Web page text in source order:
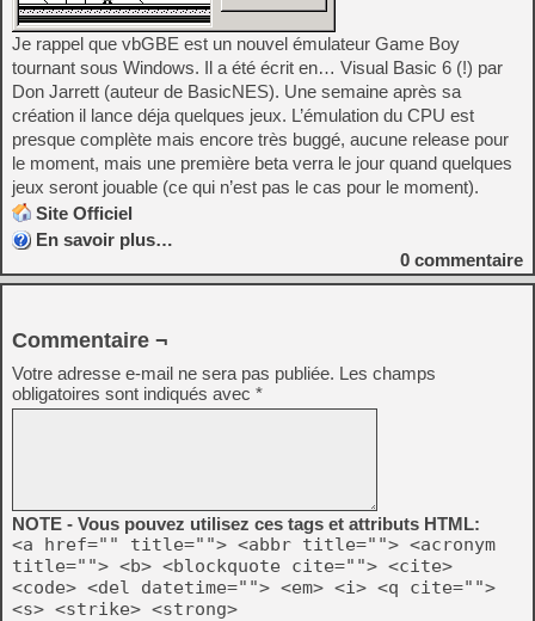
Je rappel que vbGBE est un nouvel émulateur Game Boy
tournant sous Windows. Il a été écrit en… Visual Basic 6 (!) par
Don Jarrett (auteur de BasicNES). Une semaine après sa
création il lance déja quelques jeux. L’émulation du CPU est
presque complète mais encore très buggé, aucune release pour
le moment, mais une première beta verra le jour quand quelques
jeux seront jouable (ce qui n’est pas le cas pour le moment).
Site Officiel
En savoir plus…
0 commentaire
Commentaire ¬
Votre adresse e-mail ne sera pas publiée. Les champs
obligatoires sont indiqués avec *
NOTE - Vous pouvez utilisez ces tags et attributs HTML:
<a href="" title=""> <abbr title=""> <acronym
title=""> <b> <blockquote cite=""> <cite>
<code> <del datetime=""> <em> <i> <q cite="">
<s> <strike> <strong>